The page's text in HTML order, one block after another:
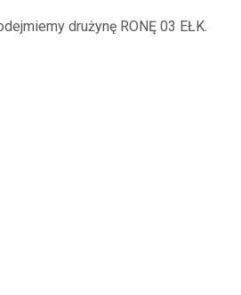
drużynę RONĘ 03 EŁK.